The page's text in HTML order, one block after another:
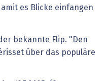
es Blicke einfangen
bekannte Flip. "Den
über das populäre